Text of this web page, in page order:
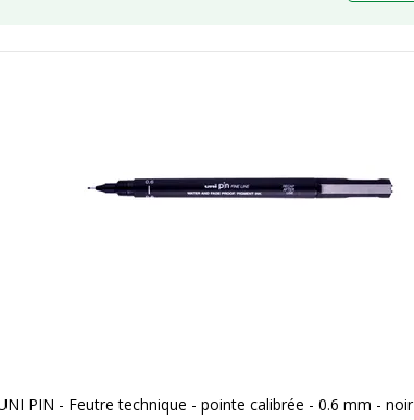
PIN - Feutre technique - pointe calibrée - 0.6 mm - noir